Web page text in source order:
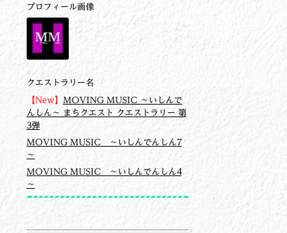
プロフィール画像
クエストラリー名
【New】 MOVING MUSIC ～いしんで
んしん～ まちクエスト クエストラリー 第
3弾
MOVING MUSIC ～いしんでんしん7
～
MOVING MUSIC ～いしんでんしん4
～